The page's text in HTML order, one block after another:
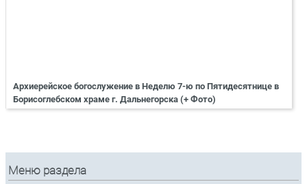
Архиерейское богослужение в Неделю 7-ю по Пятидесятнице в
Борисоглебском храме г. Дальнегорска (+ Фото)
Меню раздела